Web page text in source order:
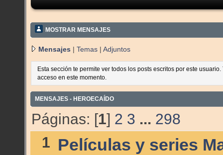
MOSTRAR MENSAJES
Mensajes | Temas | Adjuntos
Esta sección te permite ver todos los posts escritos por este
acceso en este momento.
MENSAJES - HEROECAÍDO
Páginas: [1] 2 3 ... 298
1 Películas y series